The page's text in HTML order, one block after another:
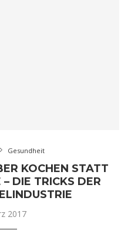
Gesundheit
KOCHEN STATT
DIE TRICKS DER
2017